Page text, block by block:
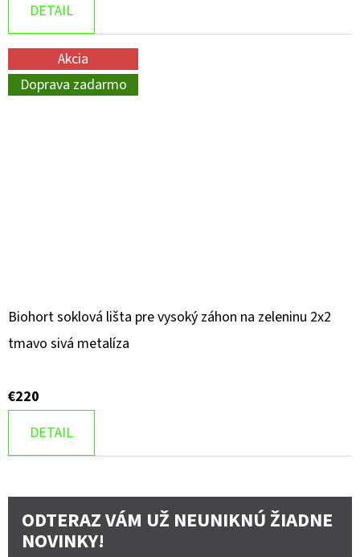
DETAIL
Akcia
Doprava zadarmo
Biohort soklová lišta pre vysoký záhon na zeleninu 2x2
tmavo sivá metalíza
€220
DETAIL
ODTERAZ VÁM UŽ NEUNIKNÚ ŽIADNE
NOVINKY!